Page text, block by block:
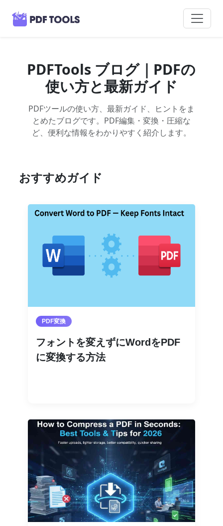
PDFTools ブログ｜PDFの
使い方と最新ガイド
PDFツールの使い方、最新ガイド、ヒントをま
とめたブログです。PDF編集・変換・圧縮な
ど、便利な情報をわかりやすく紹介します。
おすすめガイド
PDF変換
フォントを変えずにWordをPDF
に変換する方法